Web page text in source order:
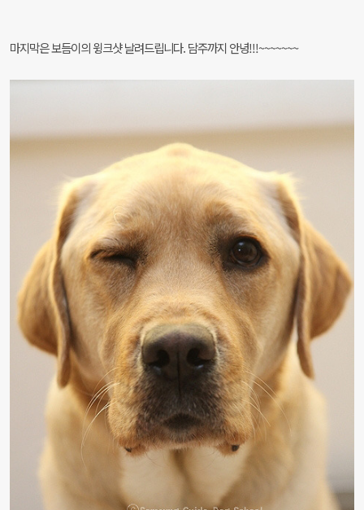
마지막은 보듬이의 윙크샷 날려드립니다. 담주까지 안녕!!!~~~~~~~